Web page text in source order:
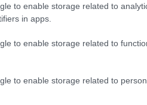
to enable storage related to
in apps.
to enable storage related to
to enable storage related to
a néven városunkban, ugyanis
a Három Rózsa Szállóban.
lévő Palotaszállóban és
és a kisvasút is. Albrecht
volna koronázni a második